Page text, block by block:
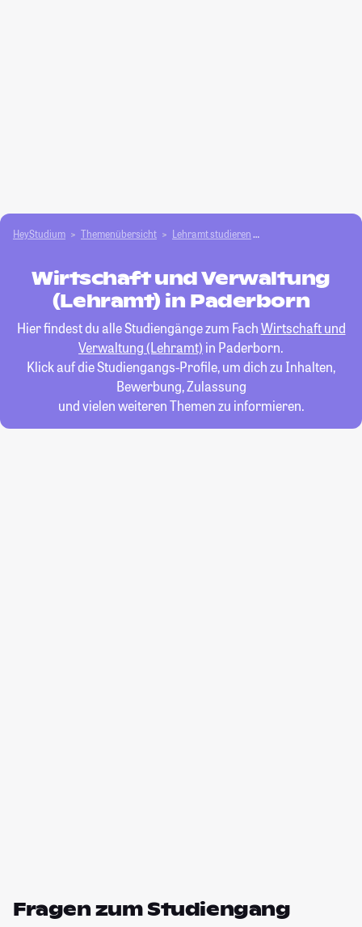
HeyStudium Themenübersicht Lehramt studieren
Wirtschaft und Verwaltung
(Lehramt) in Paderborn
Hier findest du alle Studiengänge zum FachWirtschaft und
Verwaltung (Lehramt) in Paderborn.
Klick auf die Studiengangs-Profile, um dich zu Inhalten,
Bewerbung, Zulassung
und vielen weiteren Themen zu informieren.
Fragen zum Studiengang